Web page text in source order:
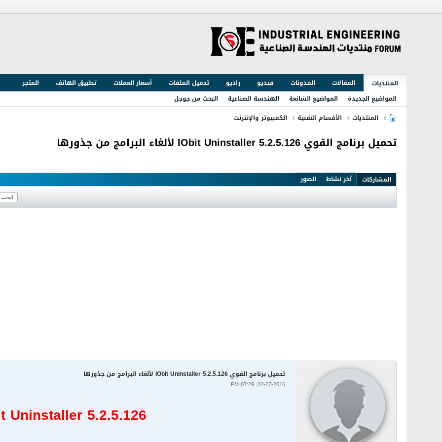
المنتديات المقالات المدونات فيديو راديو تحميل الملفات أسعار العملات تطبيق الهاتف
المتجر
المواضيع الجديدة
المواضيع الشائعة الهندسة الصناعية
البحث من جوجل
المنتديات
الأقسام التقنية الكمبيوتر والإنترنت
تحميل برنامج القوي IObit Uninstaller 5.2.5.126 لألغاء البرامج من جذورها
المشاركات آخر نشاط الصور
تحميل برنامج القوي IObit Uninstaller 5.2.5.126 لألغاء البرامج من جذورها
02-27-2016, 07:29 PM
Uninstaller 5.2.5.126